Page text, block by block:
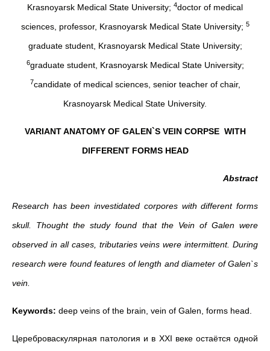
Krasnoyarsk Medical State University; 4doctor of medical
sciences, professor, Krasnoyarsk Medical State University; 5
graduate student, Krasnoyarsk Medical State University;
6graduate student, Krasnoyarsk Medical State University;
7candidate of medical sciences, senior teacher of chair,
Krasnoyarsk Medical State University.
VARIANT ANATOMY OF GALEN`S VEIN CORPSE WITH
DIFFERENT FORMS HEAD
Abstract
Research has been investidated corpores with different forms
skull. Thought the study found that the Vein of Galen were
observed in all cases, tributaries veins were intermittent. During
research were found features of length and diameter of Galen`s
vein.
Keywords: deep veins of the brain, vein of Galen, forms head.
Цереброваскулярная патология и в XXI веке остаётся одной